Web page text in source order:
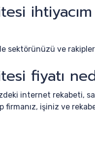
sektörünüzü ve
fiyatı
internet rekabeti,
işiniz ve